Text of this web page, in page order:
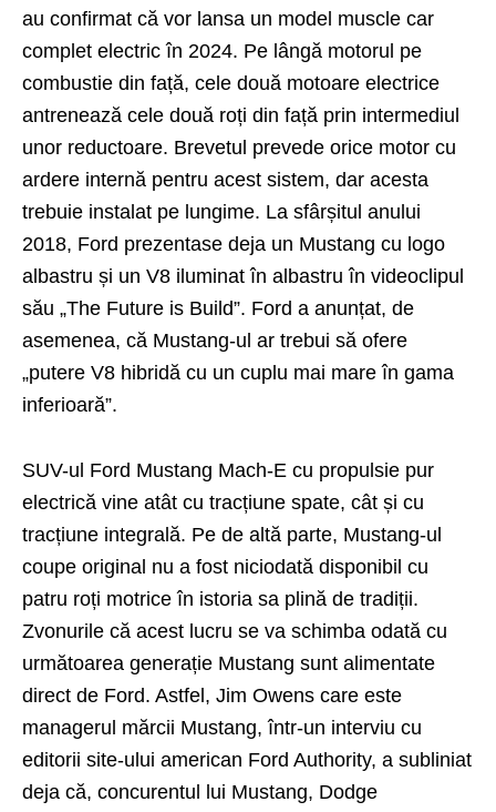
au confirmat că vor lansa un model muscle car
complet electric în 2024. Pe lângă motorul pe
combustie din față, cele două motoare electrice
antrenează cele două roți din față prin intermediul
unor reductoare. Brevetul prevede orice motor cu
ardere internă pentru acest sistem, dar acesta
trebuie instalat pe lungime. La sfârșitul anului
2018, Ford prezentase deja un Mustang cu logo
albastru și un V8 iluminat în albastru în videoclipul
său „The Future is Build”. Ford a anunțat, de
asemenea, că Mustang-ul ar trebui să ofere
„putere V8 hibridă cu un cuplu mai mare în gama
inferioară”.
SUV-ul Ford Mustang Mach-E cu propulsie pur
electrică vine atât cu tracțiune spate, cât și cu
tracțiune integrală. Pe de altă parte, Mustang-ul
coupe original nu a fost niciodată disponibil cu
patru roți motrice în istoria sa plină de tradiții.
Zvonurile că acest lucru se va schimba odată cu
următoarea generație Mustang sunt alimentate
direct de Ford. Astfel, Jim Owens care este
managerul mărcii Mustang, într-un interviu cu
editorii site-ului american Ford Authority, a subliniat
deja că, concurentul lui Mustang, Dodge